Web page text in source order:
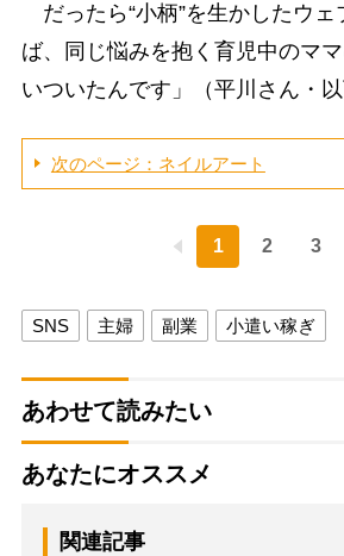
だったら“小柄”を生かしたウェ
ば、同じ悩みを抱く育児中のマ
いついたんです」（平川さん・以
次のページ：ネイルアート
1 2 3
SNS 主婦 副業 小遣い稼ぎ
あわせて読みたい
あなたにオススメ
関連記事